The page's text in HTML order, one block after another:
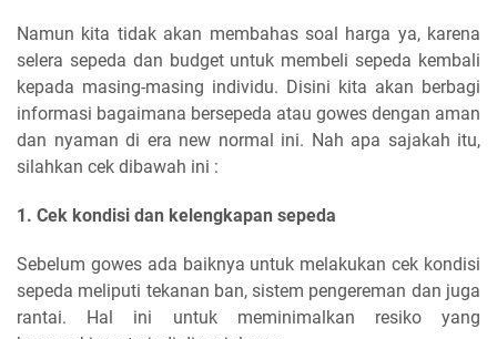
Namun kita tidak akan membahas soal harga ya, karena
selera sepeda dan budget untuk membeli sepeda kembali
kepada masing-masing individu. Disini kita akan berbagi
informasi bagaimana bersepeda atau gowes dengan aman
dan nyaman di era new normal ini. Nah apa sajakah itu,
silahkan cek dibawah ini :
1. Cek kondisi dan kelengkapan sepeda
Sebelum gowes ada baiknya untuk melakukan cek kondisi
sepeda meliputi tekanan ban, sistem pengereman dan juga
rantai. Hal ini untuk meminimalkan resiko yang